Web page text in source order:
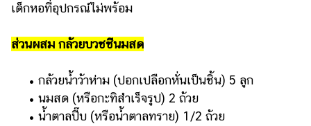
เด็กหอที่อุปกรณ์ไม่พร้อม
ส่วนผสม กล้วยบวชชีนมสด
• กล้วยน้ำว้าห่าม (ปอกเปลือกหั่นเป็นชิ้น) 5 ลูก
• นมสด (หรือกะทิสำเร็จรูป) 2 ถ้วย
• น้ำตาลปี๊บ (หรือน้ำตาลทราย) 1/2 ถ้วย